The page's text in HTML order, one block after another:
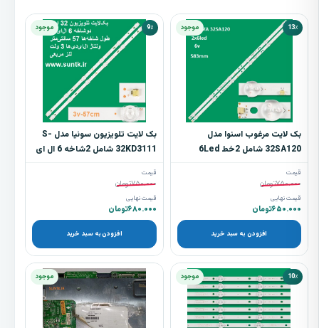
13٪ موجود
بک لایت مرغوب اسنوا مدل
32SA120 شامل 2خط 6Led
قیمت
۷۵۰.۰۰۰تومان
قیمت نهایی
۶۵۰.۰۰۰تومان
افزودن به سبد خرید
9٪ موجود
بک لایت تلویزیون سونیا مدل S-
32KD3111 شامل 2شاخه 6 ال ای
قیمت
۷۵۰.۰۰۰تومان
قیمت نهایی
۶۸۰.۰۰۰تومان
افزودن به سبد خرید
10٪ موجود موجود